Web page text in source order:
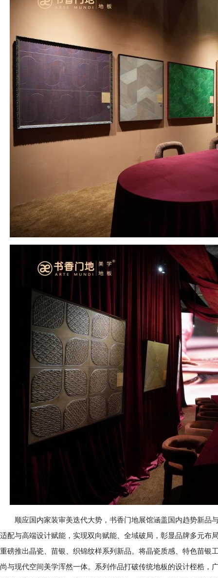
顺应国内家装审美迭代大势，书香门地展馆涵盖国内趋势新品
适配与高端设计赋能，实现双向赋能、全域破局，彰显品牌多元布
重磅推出晶瓷、苗银、织锦纹样系列新品。将晶瓷质感、特色苗银
尚与现代空间美学浑然一体。系列作品打破传统地板的设计桎梏，